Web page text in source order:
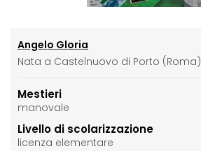
Angelo Gloria
Nata a Castelnuovo di Porto (Roma)
Mestieri
manovale
Livello di scolarizzazione
licenza elementare